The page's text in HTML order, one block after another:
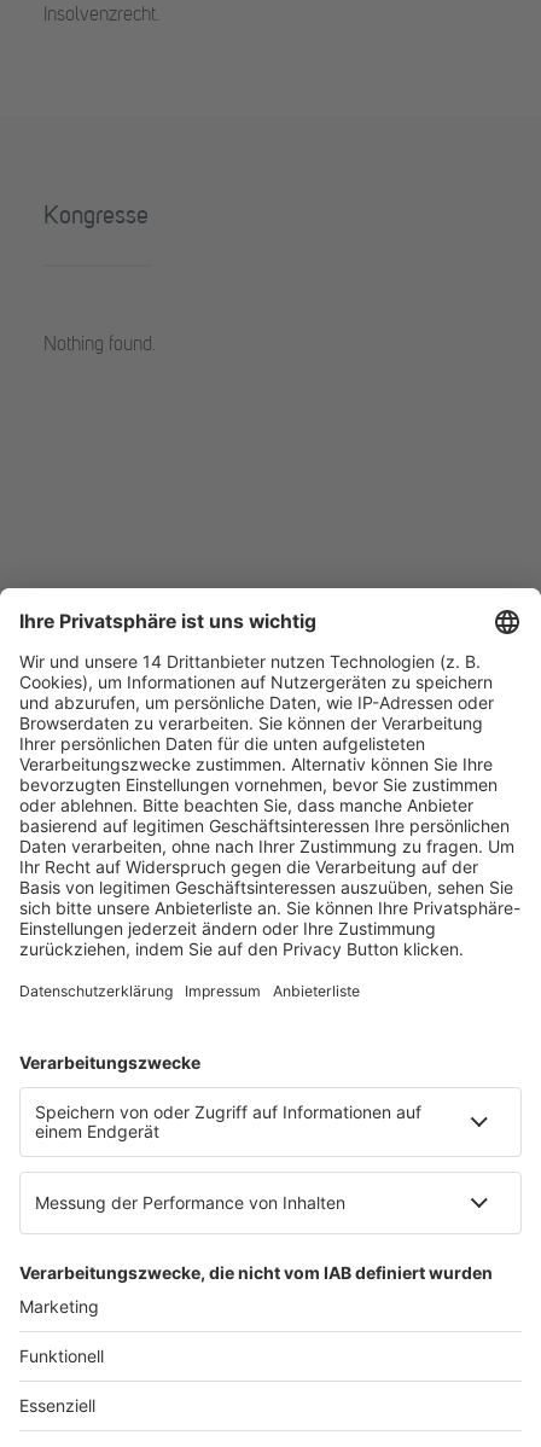
Insolvenzrecht.
Kongresse
Nothing found.
Fachmedien Recht und Wirtschaft
Ein Fachbereich der
dfv Mediengruppe
Mainzer Landstr. 251
60326 Frankfurt am Main
E-Mail:info@ruw.de
Web:https://www.ruw.de
AGB
Datenschutzerklärung
Genderhinweis
Cookie-Einstellungen